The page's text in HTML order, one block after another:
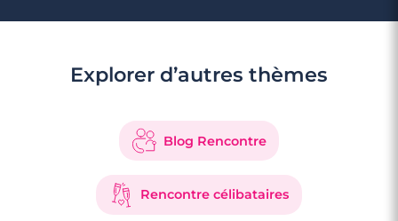
Explorer d’autres thèmes
Blog Rencontre
Rencontre célibataires